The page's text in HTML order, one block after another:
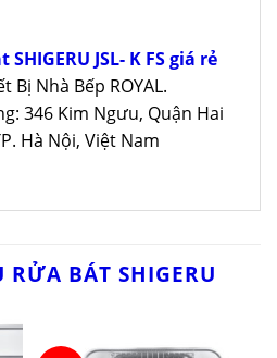
JSL- K FS giá rẻ
Bị Nhà Bếp ROYAL.
346 Kim Ngưu, Quận Hai
Hà Nội, Việt Nam
RỬA BÁT SHIGERU